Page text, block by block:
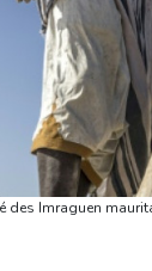
Imraguen